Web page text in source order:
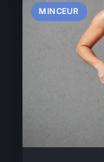
MINCEUR